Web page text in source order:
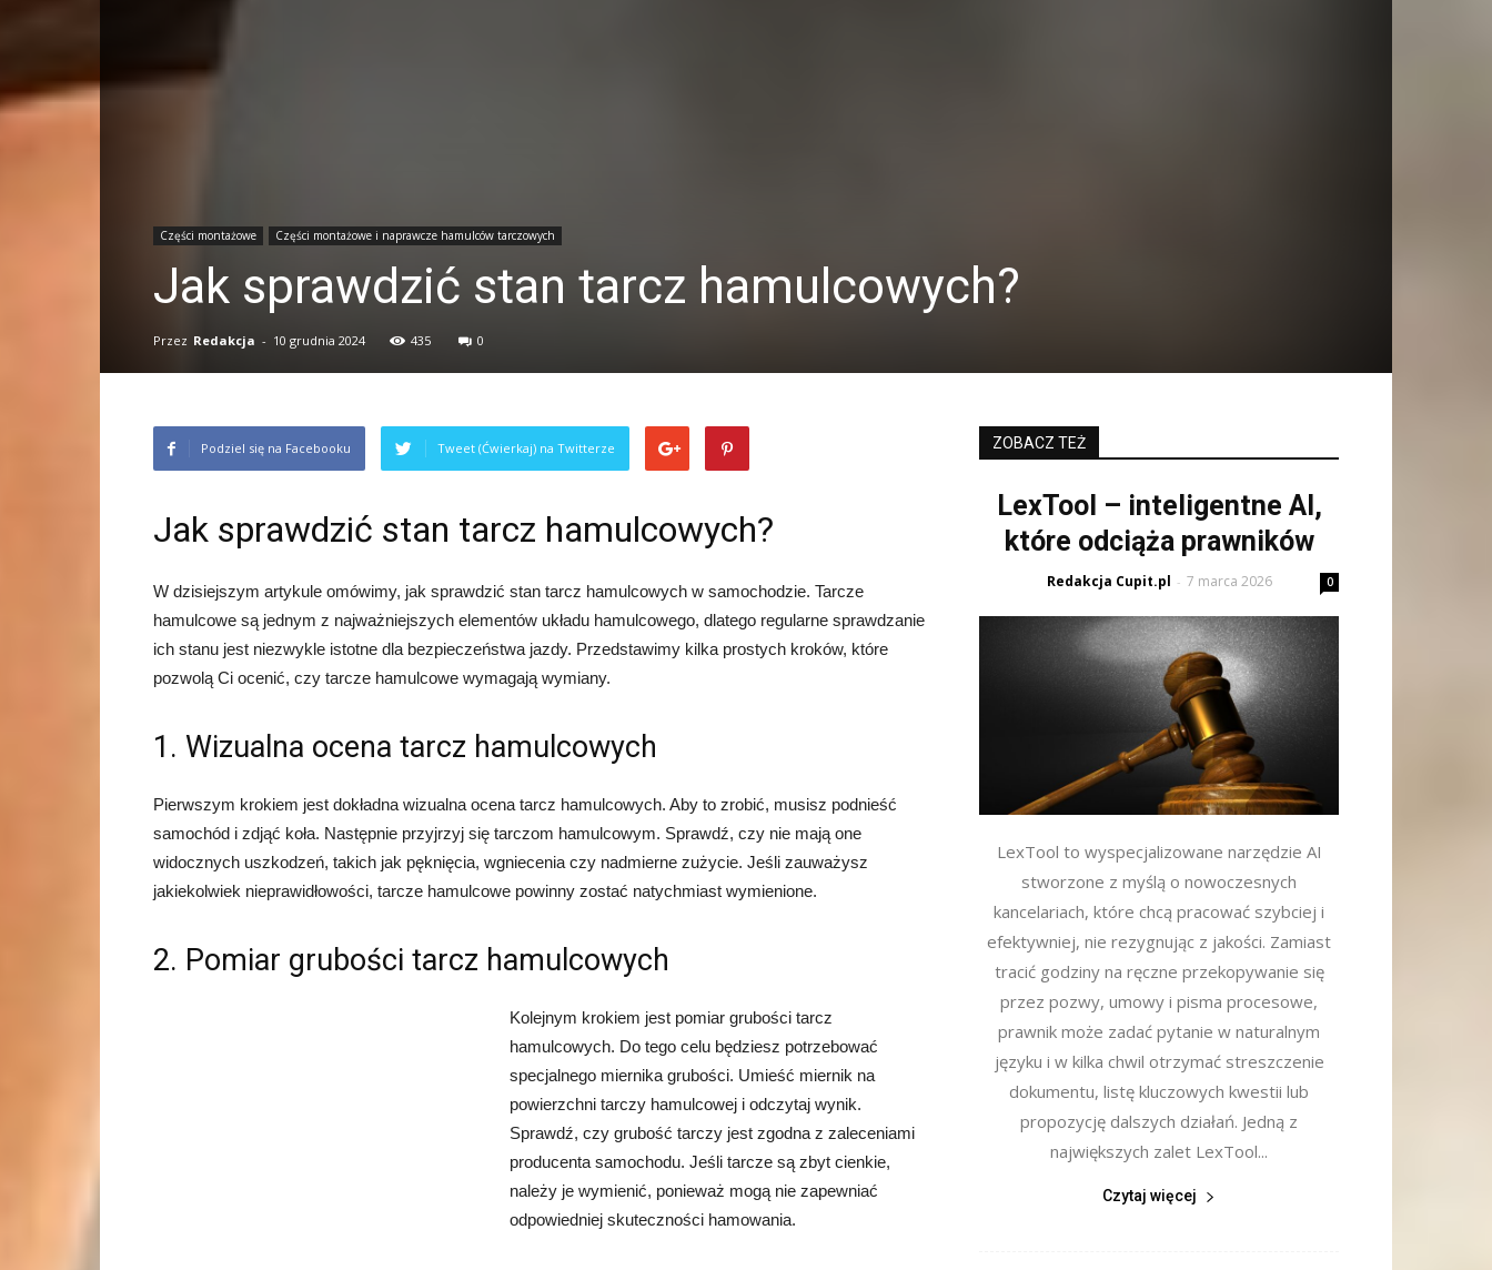
Części montażowe Części montażowe i naprawcze hamulców tarczowych
Jak sprawdzić stan tarcz hamulcowych?
Przez Redakcja - 10 grudnia 2024 435 0
Podziel się na Facebooku Tweet (Ćwierkaj) na Twitterze
Jak sprawdzić stan tarcz hamulcowych?
W dzisiejszym artykule omówimy, jak sprawdzić stan tarcz hamulcowych w samochodzie. Tarcze
hamulcowe są jednym z najważniejszych elementów układu hamulcowego, dlatego regularne sprawdzanie
ich stanu jest niezwykle istotne dla bezpieczeństwa jazdy. Przedstawimy kilka prostych kroków, które
pozwolą Ci ocenić, czy tarcze hamulcowe wymagają wymiany.
1. Wizualna ocena tarcz hamulcowych
Pierwszym krokiem jest dokładna wizualna ocena tarcz hamulcowych. Aby to zrobić, musisz podnieść
samochód i zdjąć koła. Następnie przyjrzyj się tarczom hamulcowym. Sprawdź, czy nie mają one
widocznych uszkodzeń, takich jak pęknięcia, wgniecenia czy nadmierne zużycie. Jeśli zauważysz
jakiekolwiek nieprawidłowości, tarcze hamulcowe powinny zostać natychmiast wymienione.
2. Pomiar grubości tarcz hamulcowych
Kolejnym krokiem jest pomiar grubości tarcz
hamulcowych. Do tego celu będziesz potrzebować
specjalnego miernika grubości. Umieść miernik na
powierzchni tarczy hamulcowej i odczytaj wynik.
Sprawdź, czy grubość tarczy jest zgodna z zaleceniami
producenta samochodu. Jeśli tarcze są zbyt cienkie,
należy je wymienić, ponieważ mogą nie zapewniać
odpowiedniej skuteczności hamowania.
ZOBACZ TEŻ
LexTool – inteligentne AI,
które odciąża prawników
Redakcja Cupit.pl - 7 marca 2026 0
LexTool to wyspecjalizowane narzędzie AI
stworzone z myślą o nowoczesnych
kancelariach, które chcą pracować szybciej i
efektywniej, nie rezygnując z jakości. Zamiast
tracić godziny na ręczne przekopywanie się
przez pozwy, umowy i pisma procesowe,
prawnik może zadać pytanie w naturalnym
języku i w kilka chwil otrzymać streszczenie
dokumentu, listę kluczowych kwestii lub
propozycję dalszych działań. Jedną z
największych zalet LexTool...
Czytaj więcej